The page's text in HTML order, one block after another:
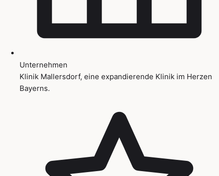
Unternehmen
Klinik Mallersdorf, eine expandierende Klinik im Herzen
Bayerns.